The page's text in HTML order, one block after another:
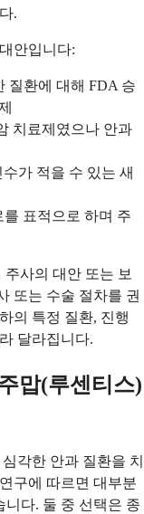
.
안입니다:
질환에 대해 FDA 승
치료제였으나 안과
가 적을 수 있는 새
를 표적으로 하며 주
사의 대안 또는 보
또는 수술 절차를 권
의 특정 질환, 진행
달라집니다.
맙(루센티스)
각한 안과 질환을 치
구에 따르면 대부분
다. 둘 중 선택은 종